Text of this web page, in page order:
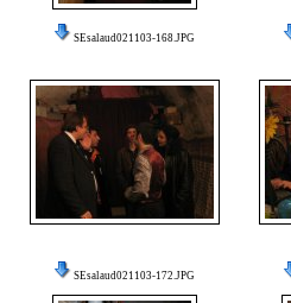
SEsalaud021103-168.JPG
SEsalaud021103-172.JPG